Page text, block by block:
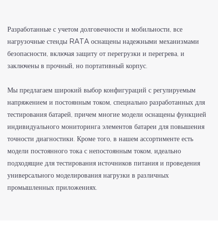
Разработанные с учетом долговечности и мобильности, все
нагрузочные стенды RATA оснащены надежными механизмами
безопасности, включая защиту от перегрузки и перегрева, и
заключены в прочный, но портативный корпус.
Мы предлагаем широкий выбор конфигураций с регулируемым
напряжением и постоянным током, специально разработанных для
тестирования батарей, причем многие модели оснащены функцией
индивидуального мониторинга элементов батареи для повышения
точности диагностики. Кроме того, в нашем ассортименте есть
модели постоянного тока с непостоянным током, идеально
подходящие для тестирования источников питания и проведения
универсального моделирования нагрузки в различных
промышленных приложениях.